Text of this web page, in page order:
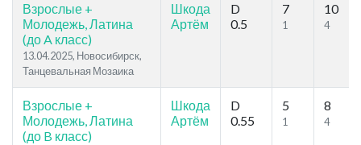
Взрослые +
Молодежь, Латина
(до A класс)
13.04.2025, Новосибирск,
Танцевальная Мозаика
Шкода
Артём
D
0.5
7
1
10
4
Взрослые +
Молодежь, Латина
(до B класс)
Шкода
Артём
D
0.55
5
1
8
4